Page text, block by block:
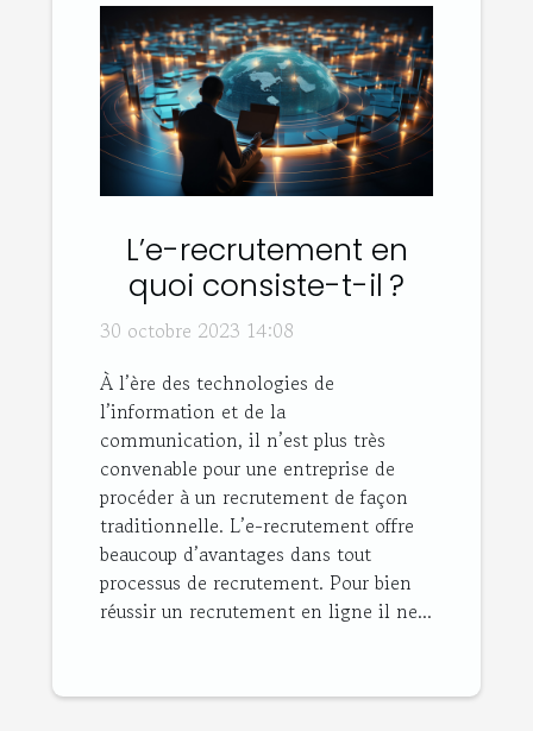
L’e-recrutement en
quoi consiste-t-il ?
30 octobre 2023 14:08
À l’ère des technologies de
l’information et de la
communication, il n’est plus très
convenable pour une entreprise de
procéder à un recrutement de façon
traditionnelle. L’e-recrutement offre
beaucoup d’avantages dans tout
processus de recrutement. Pour bien
réussir un recrutement en ligne il ne...